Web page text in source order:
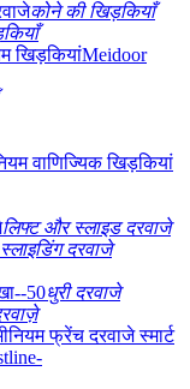
कोने की खिड़कियाँ
लिफ्ट और स्लाइड दरवाजे
दरवाजे
धुरी दरवाजे